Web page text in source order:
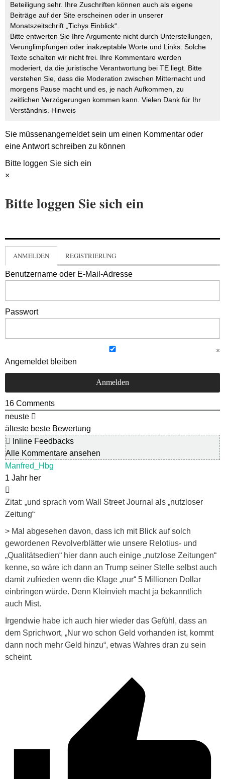
Beteiligung sehr. Ihre Zuschriften können auch als eigene
Beiträge auf der Site erscheinen oder in unserer
Monatszeitschrift „Tichys Einblick“.
Bitte entwerten Sie Ihre Argumente nicht durch Unterstellungen,
Verunglimpfungen oder inakzeptable Worte und Links. Solche
Texte schalten wir nicht frei. Ihre Kommentare werden
moderiert, da die juristische Verantwortung bei TE liegt. Bitte
verstehen Sie, dass die Moderation zwischen Mitternacht und
morgens Pause macht und es, je nach Aufkommen, zu
zeitlichen Verzögerungen kommen kann. Vielen Dank für Ihr
Verständnis. Hinweis
Sie müssenangemeldetsein um einen Kommentar oder
eine Antwort schreiben zu können
Bitte loggen Sie sich ein
×
Bitte loggen Sie sich ein
ANMELDEN REGISTRIERUNG
Benutzername oder E-Mail-Adresse
Passwort
Angemeldet bleiben
16 Comments
neuste
älteste beste Bewertung
Inline Feedbacks
Alle Kommentare ansehen
Manfred_Hbg
1 Jahr her
Zitat: „und sprach vom Wall Street Journal als „nutzloser
Zeitung“
> Mal abgesehen davon, dass ich mit Blick auf solch
gewordenen Revolverblätter wie unsere Relotius- und
„Qualitätsedien“ hier dann auch einige „nutzlose Zeitungen“
kenne, so wäre ich dann an Trump seiner Stelle selbst auch
damit zufrieden wenn die Klage „nur“ 5 Millionen Dollar
einbringen würde. Denn Kleinvieh macht ja bekanntlich
auch Mist.
Irgendwie habe ich auch hier wieder das Gefühl, dass an
dem Sprichwort, „Nur wo schon Geld vorhanden ist, kommt
dann noch mehr Geld hinzu“, etwas Wahres dran zu sein
scheint.